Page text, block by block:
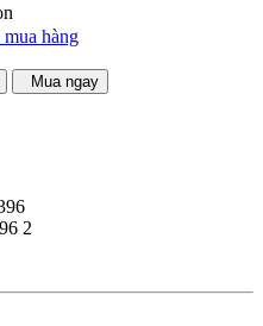
hàng
Mua ngay